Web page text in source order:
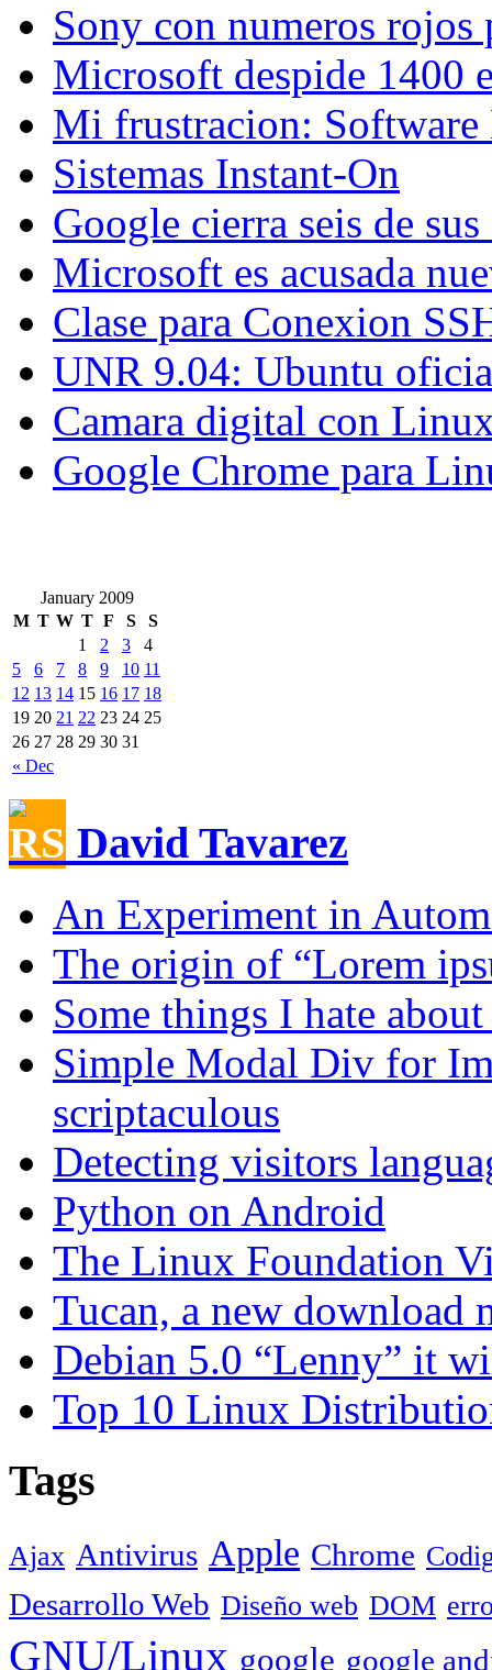
Sony con numeros rojos
Microsoft despide 1400
Mi frustracion:
Sistemas Instant-On
Google cierra seis de
Microsoft es acusada
Clase para Conexion
UNR 9.04: Ubuntu
Camara digital con
Google Chrome para
January 2009
M T W T F S S
« Dec
1 2 3
4
5
6 7 8 9 10 11
12 13 14 15 16 17 18
19 20 21 22 23 24 25
26 27 28 29 30 31
David Tavarez
An Experiment in
The origin of “Lorem
Some things I hate
Simple Modal Div for
scriptaculous
Detecting visitors
Python on Android
The Linux Foundation
Tucan, a new download
Debian 5.0 “Lenny” it
Top 10 Linux
Tags
Ajax Antivirus Apple Chrome
Desarrollo Web Diseño web DOM
GNU/Linux google google